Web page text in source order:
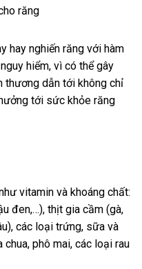
răng
hay nghiến răng với hàm
hiểm, vì có thể gây
thương dẫn tới không chỉ
tới sức khỏe răng
vitamin và khoáng chất:
đen,…), thịt gia cầm (gà,
các loại trứng, sữa và
phô mai, các loại rau